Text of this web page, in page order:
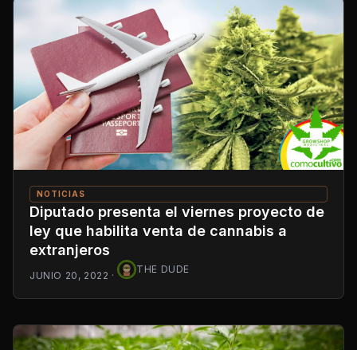
NOTICIAS
Diputado presenta el viernes proyecto de
ley que habilita venta de cannabis a
extranjeros
JUNIO 20, 2022 ·
THE DUDE